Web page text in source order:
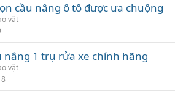
cầu nâng ô tô được ưa chuộng
vặt
nâng 1 trụ rửa xe chính hãng
vặt